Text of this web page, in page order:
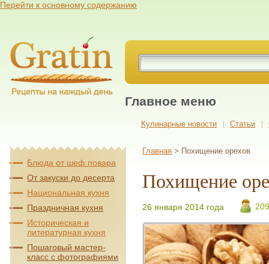
Перейти к основному содержанию
Главное меню
Кулинарные новости Cтатьи
Главная > Похищение орехов
Похищение
26 января 2014 года
Блюда от шеф повара
От закуски до десерта
Национальная кухня
Праздничная кухня
Историческая и
литературная кухня
Пошаговый мастер-
класс с фотографиями